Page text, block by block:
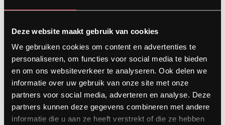
Deze website maakt gebruik van cookies
We gebruiken cookies om content en advertenties te
personaliseren, om functies voor social media te bieden
en om ons websiteverkeer te analyseren. Ook delen we
informatie over uw gebruik van onze site met onze
partners voor social media, adverteren en analyse. Deze
partners kunnen deze gegevens combineren met andere
informatie die u aan ze heeft verstrekt of die ze hebben
Contact
Kardinaal van Rossumstraat 44-A
5104 HN Dongen
info@stradamotoren.nl
0162 782532
Whatsapp